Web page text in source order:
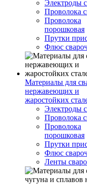
Электроды
Проволока
Проволока
порошковая
Прутки
Флюс
Материалы для
нержавеющих и
жаростойких
Электроды
Проволока
Проволока
порошковая
Прутки
Флюс
Ленты